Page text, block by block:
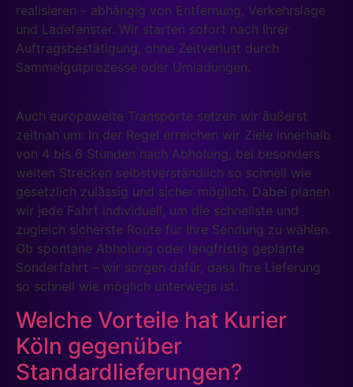
realisieren – abhängig von Entfernung, Verkehrslage
und Ladefenster. Wir starten sofort nach Ihrer
Auftragsbestätigung, ohne Zeitverlust durch
Sammelgutprozesse oder Umladungen.
Auch europaweite Transporte setzen wir äußerst
zeitnah um: In der Regel erreichen wir Ziele innerhalb
von 4 bis 6 Stunden nach Abholung, bei besonders
weiten Strecken selbstverständlich so schnell wie
gesetzlich zulässig und sicher möglich. Dabei planen
wir jede Fahrt individuell, um die schnellste und
zugleich sicherste Route für Ihre Sendung zu wählen.
Ob spontane Abholung oder langfristig geplante
Sonderfahrt – wir sorgen dafür, dass Ihre Lieferung
so schnell wie möglich unterwegs ist.
Welche Vorteile hat Kurier
Köln gegenüber
Standardlieferungen?